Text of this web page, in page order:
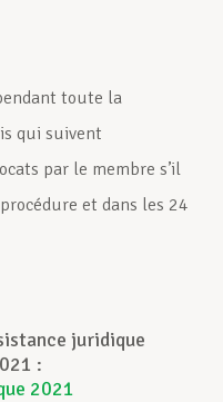
toute la
qui suivent
par le membre s’il
et dans les 24
juridique
:
2021